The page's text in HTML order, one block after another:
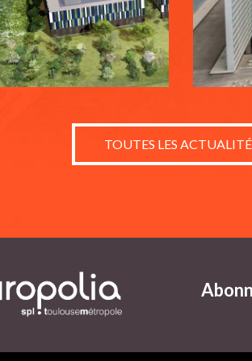
TOUTES LES
de confidentialité, en garantissant la